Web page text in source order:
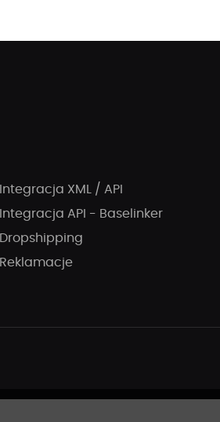
Integracja XML / API
Integracja API - Baselinker
Dropshipping
Reklamacje